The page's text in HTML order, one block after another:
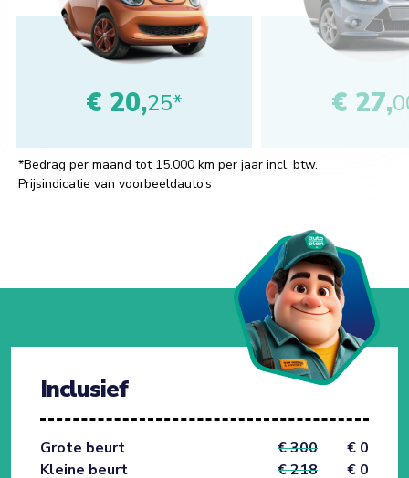
€ 20,25* € 27,
*Bedrag per maand tot 15.000 km per jaar incl. btw.
Prijsindicatie van voorbeeldauto’s
Inclusief
Grote beurt € 300
€ 0
Kleine beurt
€ 218 € 0